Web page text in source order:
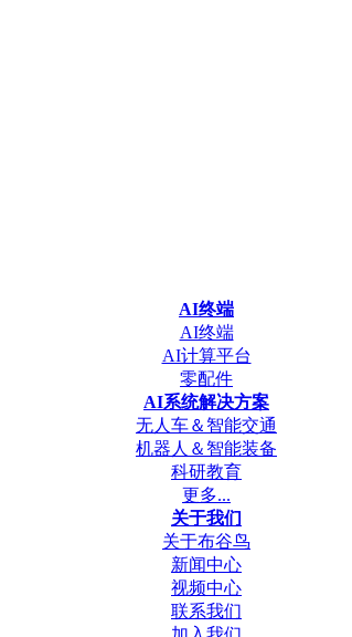
AI终端
AI终端
AI计算平台
零配件
AI系统解决方案
无人车＆智能交通
机器人＆智能装备
科研教育
更多...
关于我们
关于布谷鸟
新闻中心
视频中心
联系我们